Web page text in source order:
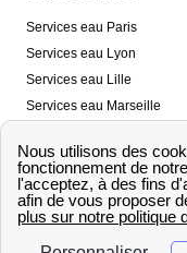
Services eau Paris
Services eau Lyon
Services eau Lille
Services eau Marseille
Services eau Toulon
Nos outils
🛁 Simulateur